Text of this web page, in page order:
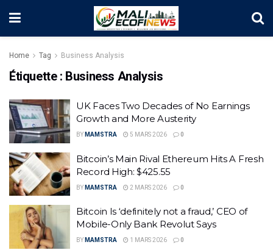
Home Tag Business Analysis
Étiquette : Business Analysis
UK Faces Two Decades of No Earnings
Growth and More Austerity
BY MAMSTRA 5 MARS 2026 0
Bitcoin’s Main Rival Ethereum Hits A Fresh
Record High: $425.55
BY MAMSTRA 2 MARS 2026 0
Bitcoin Is ‘definitely not a fraud,’ CEO of
Mobile-Only Bank Revolut Says
BY MAMSTRA 1 MARS 2026 0